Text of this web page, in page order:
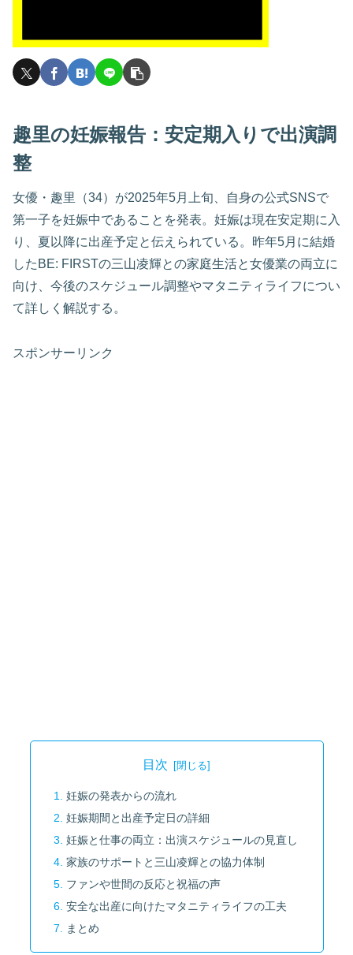
趣里の妊娠報告：安定期入りで出演調
整
女優・趣里（34）が2025年5月上旬、自身の公式SNSで
第一子を妊娠中であることを発表。妊娠は現在安定期に入
り、夏以降に出産予定と伝えられている。昨年5月に結婚
したBE: FIRSTの三山凌輝との家庭生活と女優業の両立に
向け、今後のスケジュール調整やマタニティライフについ
て詳しく解説する。
スポンサーリンク
目次
妊娠の発表からの流れ
妊娠期間と出産予定日の詳細
妊娠と仕事の両立：出演スケジュールの見直し
家族のサポートと三山凌輝との協力体制
ファンや世間の反応と祝福の声
安全な出産に向けたマタニティライフの工夫
まとめ